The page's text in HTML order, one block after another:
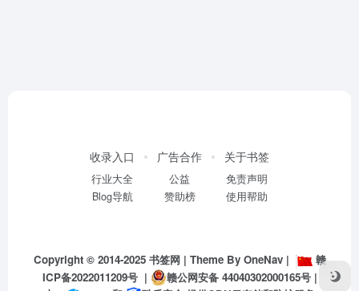
收录入口
行业大全
Blog导航
广告合作
公益
赞助榜
关于书签
免责声明
使用帮助
Copyright © 2014-2025 书签网 | Theme By OneNav|
赣
ICP备2022011209号| 赣公网安备 44040302000165号|